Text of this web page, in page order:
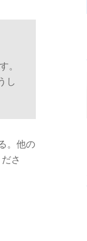
。
し
。他の
さ